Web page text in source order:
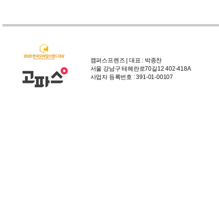
캠퍼스프렌즈 | 대표 : 박종찬
서울 강남구 테헤란로70길12 402-418A
사업자 등록번호 : 391-01-00107